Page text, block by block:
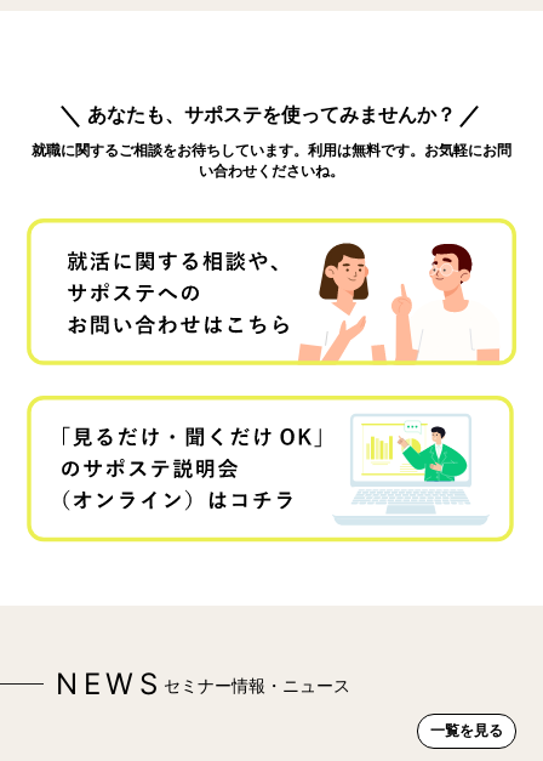
あなたも、サポステを使ってみませんか？
就職に関するご相談をお待ちしています。利用は無料です。お気軽にお問
い合わせくださいね。
NEWS セミナー情報・ニュース
一覧を見る